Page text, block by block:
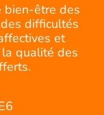
bien-être des
difficultés
et
qualité des